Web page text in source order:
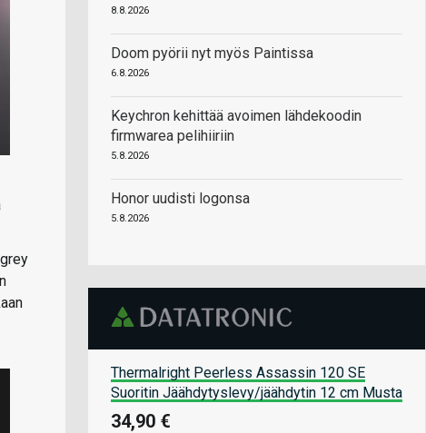
8.8.2026
Doom pyörii nyt myös Paintissa
6.8.2026
Keychron kehittää avoimen lähdekoodin
firmwarea pelihiiriin
5.8.2026
Honor uudisti logonsa
5.8.2026
Thermalright Peerless Assassin 120 SE
Suoritin Jäähdytyslevy/jäähdytin 12 cm Musta
34,90 €